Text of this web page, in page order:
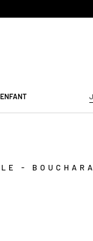
ENFANT
- BOUCHARA